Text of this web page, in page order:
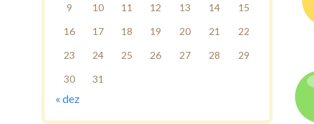
9
10 11 12 13 14
15
16
17 18 19 20 21
22
23
24 25 26 27 28
29
30
31
« dez